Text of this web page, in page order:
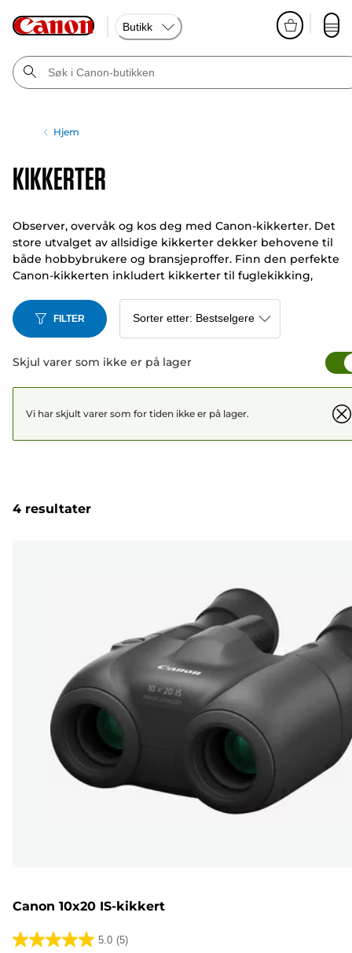
Butikk
Hjem
Kikkerter
Observer, overvåk og kos deg med Canon-kikkerter. Det
store utvalget av allsidige kikkerter dekker behovene til
både hobbybrukere og bransjeproffer. Finn den perfekte
Canon-kikkerten inkludert kikkerter til fuglekikking,
Canon 10x42L IS WP kikkertmodell.
FILTER
Skjul varer som ikke er på lager
Vi har skjult varer som for tiden ikke er på lager.
4 resultater
Canon 10x20 IS-kikkert
5.0 (5)
5.0